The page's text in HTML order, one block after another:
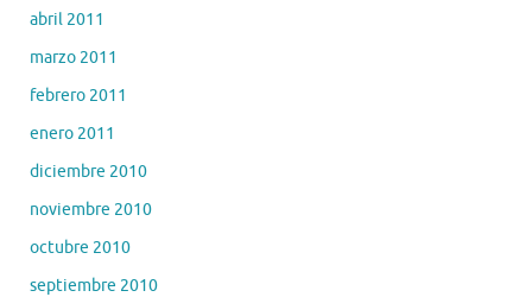
abril 2011
marzo 2011
febrero 2011
enero 2011
diciembre 2010
noviembre 2010
octubre 2010
septiembre 2010